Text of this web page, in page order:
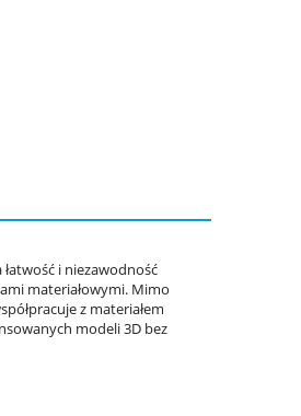
i niezawodność
materiałowymi. Mimo
z materiałem
modeli 3D bez